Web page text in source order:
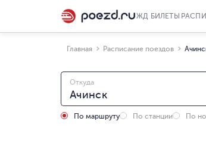
ЖД БИЛЕТЫ
Главная Расписание поездов
Откуда
По маршруту По станции По